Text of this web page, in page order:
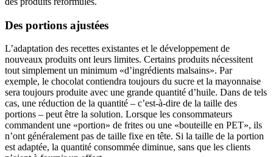
Des portions ajustées
L’adaptation des recettes existantes et le développement de
nouveaux produits ont leurs limites. Certains produits nécessitent
tout simplement un minimum «d’ingrédients malsains». Par
exemple, le chocolat contiendra toujours du sucre et la mayonnaise
sera toujours produite avec une grande quantité d’huile. Dans de tels
cas, une réduction de la quantité – c’est-à-dire de la taille des
portions – peut être la solution. Lorsque les consommateurs
commandent une «portion» de frites ou une «bouteille en PET», ils
n’ont généralement pas de taille fixe en tête. Si la taille de la portion
est adaptée, la quantité consommée diminue, sans que les clients